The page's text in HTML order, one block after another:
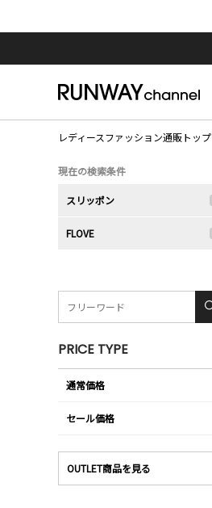
レディースファッション通販トップ
現在の検索条件
スリッポン
FLOVE
PRICE TYPE
通常価格
セール価格
OUTLET商品を見る